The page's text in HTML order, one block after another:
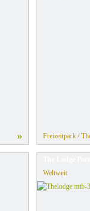
» Freizeitpark /
Weltweit